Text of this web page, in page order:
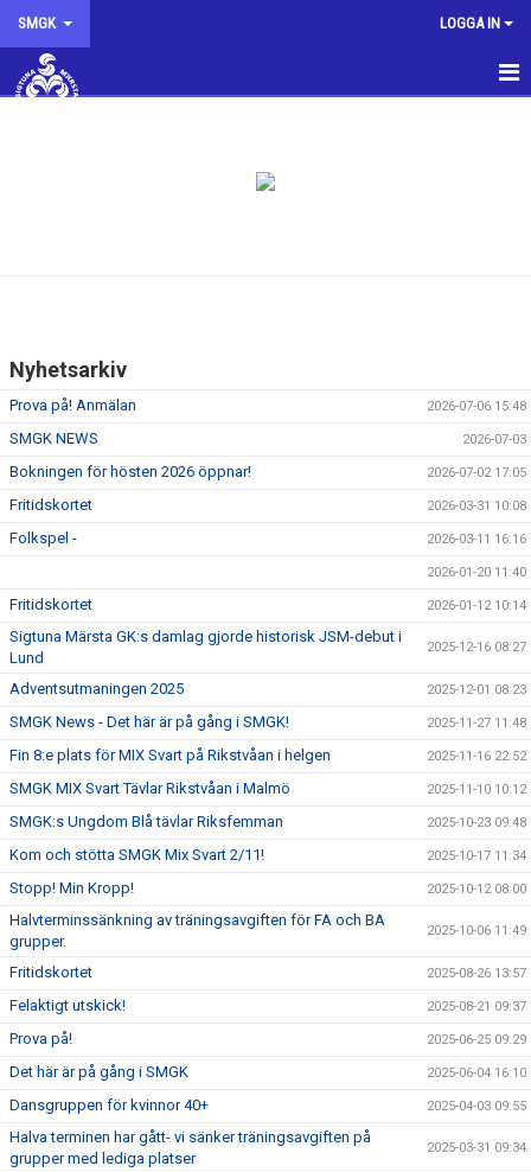
SMGK LOGGA IN
STYRELSEN
OM KLUBBEN
SMGK SHOPPEN
DOKUMENT
TRYGG IDROTTSMILJÖ
SMGK STJÄRNOR
Nyhetsarkiv
Prova på! Anmälan 2026-07-06 15:48
SMGK NEWS 2026-07-03
Bokningen för hösten 2026 öppnar! 2026-07-02 17:05
Fritidskortet 2026-03-31 10:08
Folkspel - 2026-03-11 16:16
2026-01-20 11:40
Fritidskortet 2026-01-12 10:14
Sigtuna Märsta GK:s damlag gjorde historisk JSM-debut i
Lund
2025-12-16 08:27
Adventsutmaningen 2025 2025-12-01 08:23
SMGK News - Det här är på gång i SMGK! 2025-11-27 11:48
Fin 8:e plats för MIX Svart på Rikstvåan i helgen 2025-11-16 22:52
SMGK MIX Svart Tävlar Rikstvåan i Malmö 2025-11-10 10:12
SMGK:s Ungdom Blå tävlar Riksfemman 2025-10-23 09:48
Kom och stötta SMGK Mix Svart 2/11! 2025-10-17 11:34
Stopp! Min Kropp! 2025-10-12 08:00
Halvterminssänkning av träningsavgiften för FA och BA
grupper.
2025-10-06 11:49
Fritidskortet 2025-08-26 13:57
Felaktigt utskick! 2025-08-21 09:37
Prova på! 2025-06-25 09:29
Det här är på gång i SMGK 2025-06-04 16:10
Dansgruppen för kvinnor 40+ 2025-04-03 09:55
Halva terminen har gått- vi sänker träningsavgiften på
grupper med lediga platser
2025-03-31 09:34